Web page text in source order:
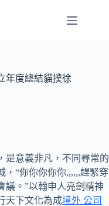
年度總結貓撲徐
是意義非凡，不同尋常的
“你你你你你,,,,,,趕緊穿
議。”以翰申人亮劍精神
天下文化為成境外 公司